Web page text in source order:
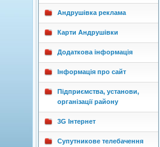
Андрушівка реклама
Карти Андрушівки
Додаткова інформація
Інформація про сайт
Підприємства, установи,
організації району
3G Інтернет
Супутникове телебачення